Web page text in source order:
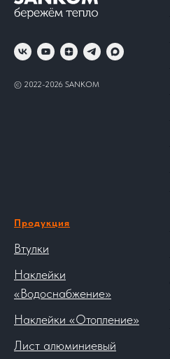
© 2022-2026 SANKOM
Продукция
Втулки
Наклейки
«Водоснабжение»
Наклейки «Отопление»
Лист алюминиевый